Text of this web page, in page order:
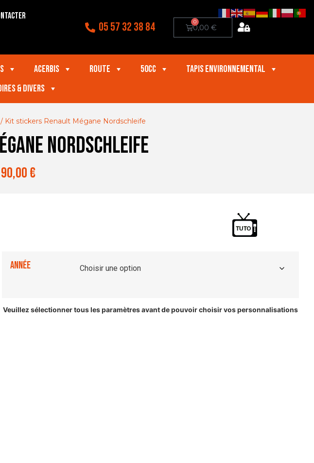
05 57 32 38 84 0,00 €
0
Acerbis Route 50cc
Tapis Environnemental
& divers
/ Kit stickers Renault Mégane Nordschleife
Nordschleife
90,00€
Année
Veuillez sélectionner tous les paramètres avant de pouvoir choisir vos personnalisations